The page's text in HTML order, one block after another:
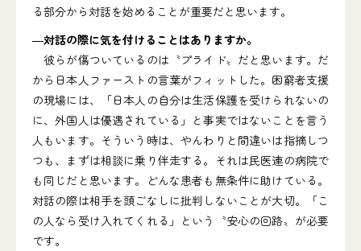
る部分から対話を始めることが重要だと思います。
―対話の際に気を付けることはありますか。
彼らが傷ついているのは〝プライド〟だと思います。だ
から日本人ファーストの言葉がフィットした。困窮者支援
の現場には、「日本人の自分は生活保護を受けられないの
に、外国人は優遇されている」と事実ではないことを言う
人もいます。そういう時は、やんわりと間違いは指摘しつ
つも、まずは相談に乗り伴走する。それは民医連の病院で
も同じだと思います。どんな患者も無条件に助けている。
対話の際は相手を頭ごなしに批判しないことが大切。「こ
の人なら受け入れてくれる」という〝安心の回路〟が必要
です。